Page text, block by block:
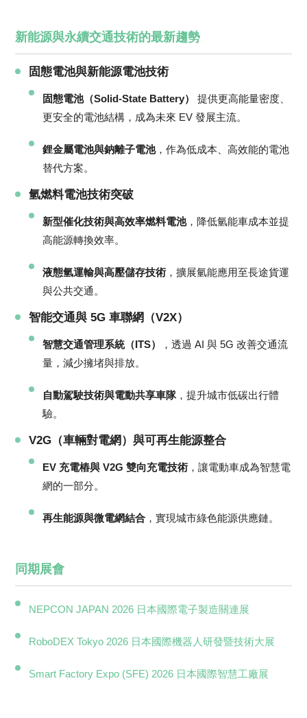
新能源與永續交通技術的最新趨勢
固態電池與新能源電池技術
固態電池（Solid-State Battery）
提供更高能量密度、
更安全的電池結構，成為未來 EV 發展主流。
鋰金屬電池與鈉離子電池，作為低成本、高效能的電池
替代方案。
氫燃料電池技術突破
新型催化技術與高效率燃料電池，降低氫能車成本並提
高能源轉換效率。
液態氫運輸與高壓儲存技術 ，擴展氫能應用至長途貨運
與公共交通。
智能交通與 5G 車聯網（V2X）
智慧交通管理系統（ITS）
，透過 AI 與 5G 改善交通流
量，減少擁堵與排放。
自動駕駛技術與電動共享車隊，提升城市低碳出行體
驗。
V2G（車輛對電網）與可再生能源整合
EV 充電樁與 V2G 雙向充電技術 ，讓電動車成為智慧電
網的一部分。
再生能源與微電網結合 ，實現城市綠色能源供應鏈。
同期展會
NEPCON JAPAN 2026 日本國際電子製造關連展
RoboDEX Tokyo 2026 日本國際機器人研發暨技術大展
Smart Factory Expo (SFE) 2026 日本國際智慧工廠展